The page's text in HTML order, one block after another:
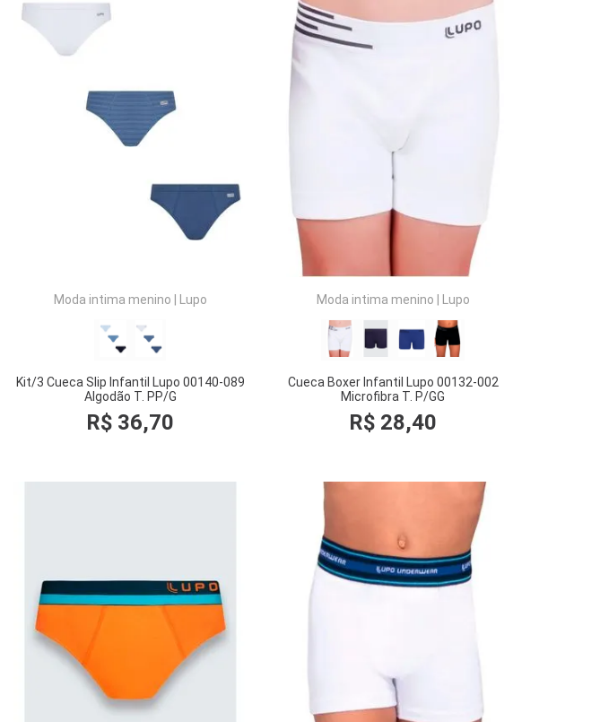
Moda intima menino Lupo
Kit/3 Cueca Slip Infantil Lupo 00140-089
Algodão T. PP/G
R$ 36,70
Moda intima menino Lupo
Cueca Boxer Infantil Lupo 00132-002
Microfibra T. P/GG
R$ 28,40
COMPRAR
COMPRAR COMPRAR